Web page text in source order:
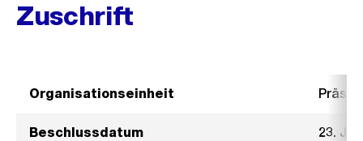
Zuschrift
Organisationseinheit
Beschlussdatum 23.